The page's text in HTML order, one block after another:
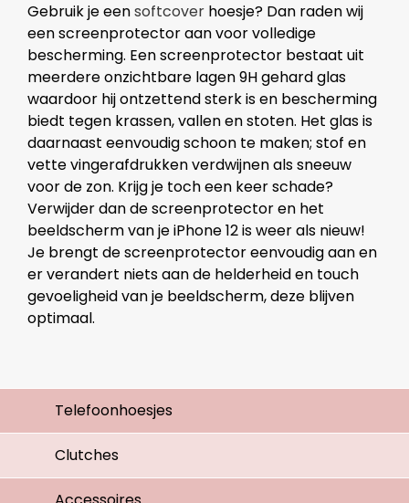
Gebruik je eensoftcover hoesje? Dan raden wij
een screenprotector aan voor volledige
bescherming. Een screenprotector bestaat uit
meerdere onzichtbare lagen 9H gehard glas
waardoor hij ontzettend sterk is en bescherming
biedt tegen krassen, vallen en stoten. Het glas is
daarnaast eenvoudig schoon te maken; stof en
vette vingerafdrukken verdwijnen als sneeuw
voor de zon. Krijg je toch een keer schade?
Verwijder dan de screenprotector en het
beeldscherm van je iPhone 12 is weer als nieuw!
Je brengt de screenprotector eenvoudig aan en
er verandert niets aan de helderheid en touch
gevoeligheid van je beeldscherm, deze blijven
optimaal.
Telefoonhoesjes
Clutches